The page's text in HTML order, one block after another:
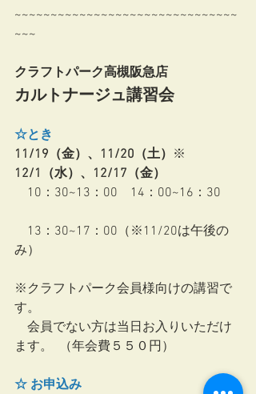
~~~~~~~~~~~~~~~~~~~~~~~~~~~~~~~
~~~
クラフトパーク高槻阪急店
カルトナージュ講習会
☆とき
11/19（金）、11/20（土） ※
12/1（水）、12/17（金）
10：30~13：00　14：00~16：30
13：30~17：00（※11/20は午後の
み）
※クラフトパーク会員様向けの講習で
す。
会員でない方は当日お入りいただけ
ます。  （年会費５５０円）
☆ お申込み